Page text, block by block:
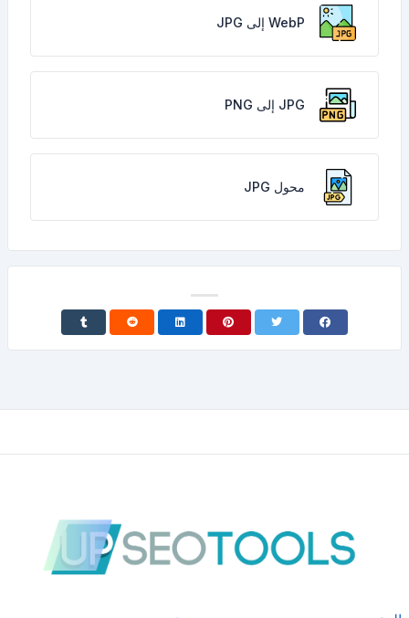
WebP إلى JPG
JPG إلى PNG
محول JPG